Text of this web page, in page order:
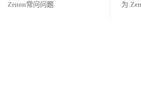
Zenon常问问题
为